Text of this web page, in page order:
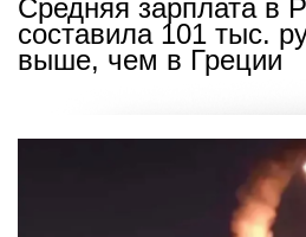
Средняя зарплата в
составила 101 тыс.
выше, чем в Греции